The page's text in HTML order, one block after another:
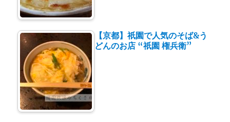
【京都】祇園で人気のそば&う
どんのお店 “祇園 権兵衛”